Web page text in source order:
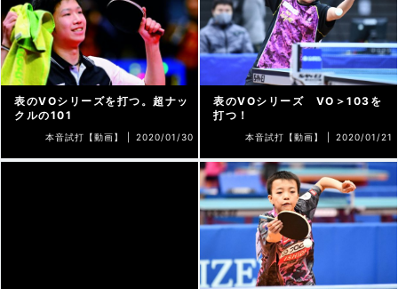
表のVOシリーズを打つ。超ナッ
クルの101
本音試打【動画】 | 2020/01/30
表のVOシリーズ VO＞103を
打つ！
本音試打【動画】 | 2020/01/21